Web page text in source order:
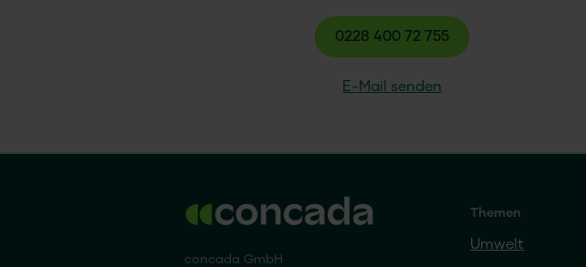
0228 400 72 755
E-Mail senden
concada GmbH
Themen
Umwelt